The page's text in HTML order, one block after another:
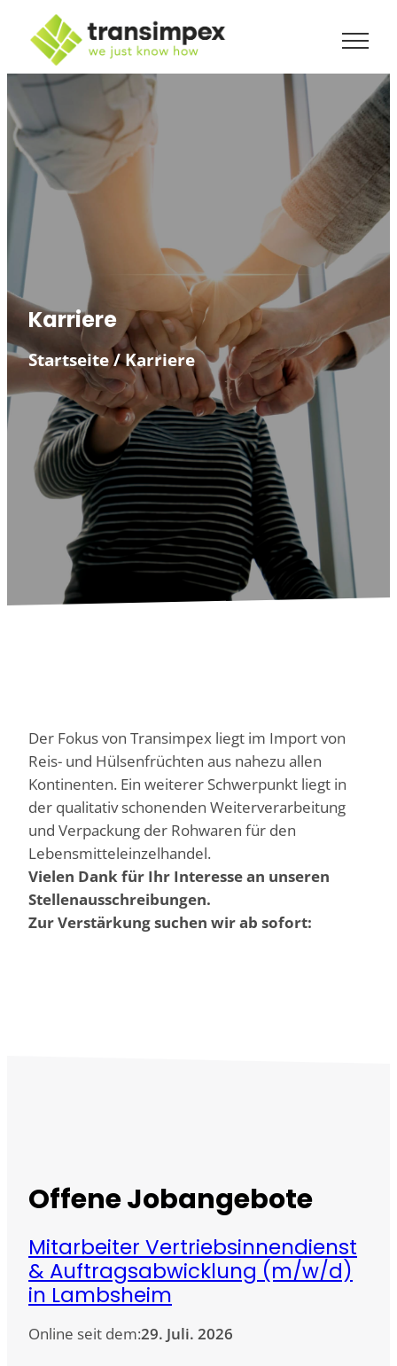
Zum
Inhalt
springen
Karriere
Startseite/Karriere
Der Fokus von Transimpex liegt im Import von
Reis- und Hülsenfrüchten aus nahezu allen
Kontinenten. Ein weiterer Schwerpunkt liegt in
der qualitativ schonenden Weiterverarbeitung
und Verpackung der Rohwaren für den
Lebensmitteleinzelhandel.
Vielen Dank für Ihr Interesse an unseren
Stellenausschreibungen.
Zur Verstärkung suchen wir ab sofort:
Offene Jobangebote
Mitarbeiter Vertriebsinnendienst
& Auftragsabwicklung (m/w/d)
in Lambsheim
Online seit dem:29. Juli. 2026